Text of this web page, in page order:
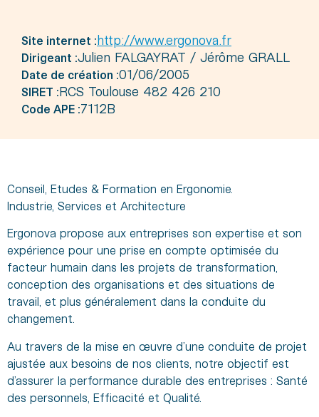
Site internet :http://www.ergonova.fr
Dirigeant :Julien FALGAYRAT / Jérôme GRALL
Date de création :01/06/2005
SIRET :RCS Toulouse 482 426 210
Code APE :7112B
Conseil, Etudes & Formation en Ergonomie.
Industrie, Services et Architecture
Ergonova propose aux entreprises son expertise et son
expérience pour une prise en compte optimisée du
facteur humain dans les projets de transformation,
conception des organisations et des situations de
travail, et plus généralement dans la conduite du
changement.
Au travers de la mise en œuvre d’une conduite de projet
ajustée aux besoins de nos clients, notre objectif est
d’assurer la performance durable des entreprises : Santé
des personnels, Efficacité et Qualité.